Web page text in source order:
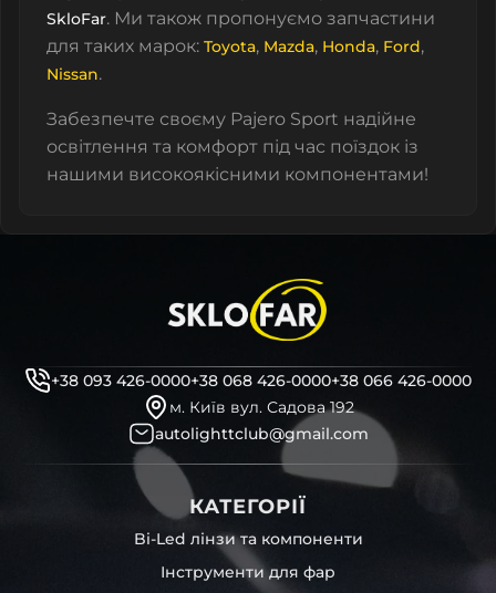
SkloFar. Ми також пропонуємо запчастини
для таких марок: Toyota, Mazda, Honda, Ford,
Nissan.
Забезпечте своєму Pajero Sport надійне
освітлення та комфорт під час поїздок із
нашими високоякісними компонентами!
+38 093 426-0000+38 068 426-0000+38 066 426-0000
м. Київ вул. Садова 192
autolighttclub@gmail.com
КАТЕГОРІЇ
Bi-Led лінзи та компоненти
Інструменти для фар